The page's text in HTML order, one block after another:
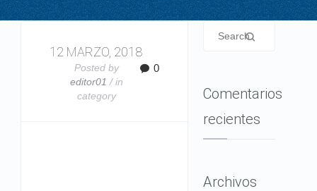
12 MARZO, 2018
Posted by
editor01 / in
category
0
Comentarios
recientes
Archivos